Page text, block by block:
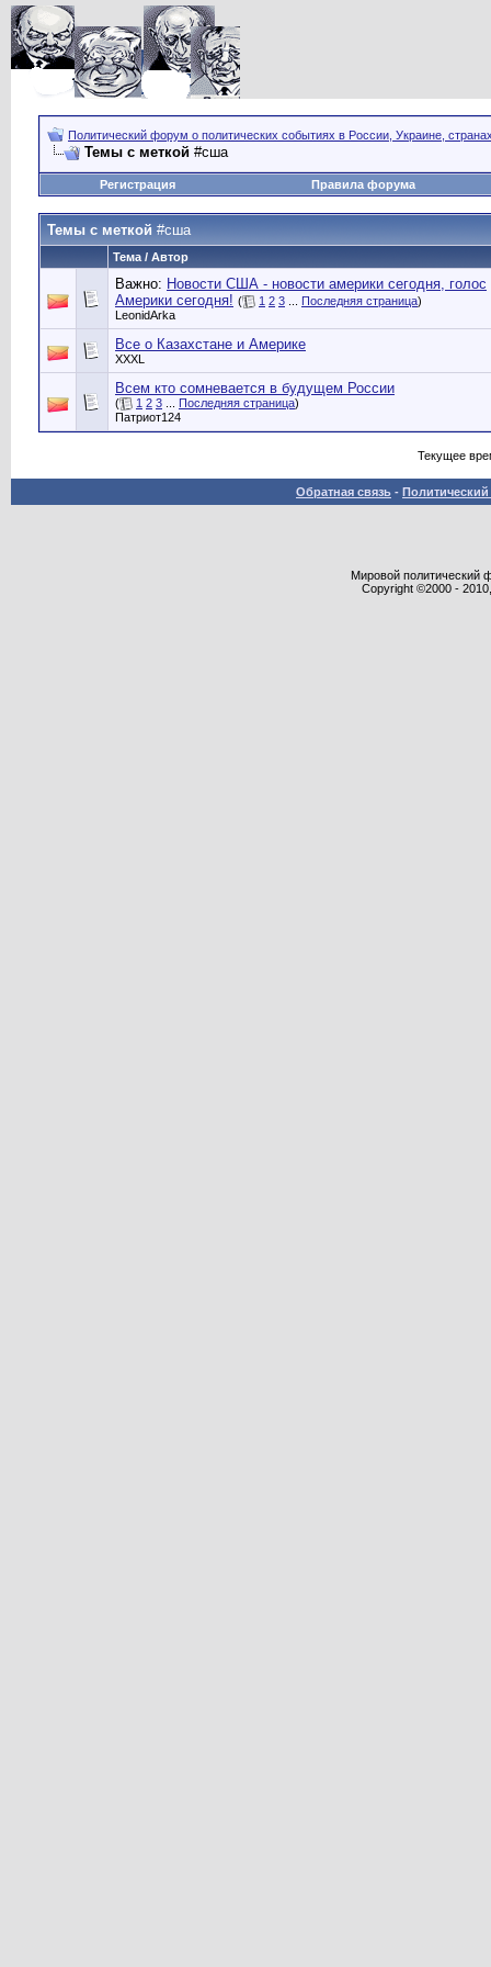
Политический форум о политических событиях в России, Украине,
Темы с меткой #сша
Регистрация Правила форума
Темы с меткой #сша
Тема / Автор
Важно: Новости США - новости америки сегодня, голос
Америки сегодня! ( 1 2 3 Последняя страница)
LeonidArka
Все о Казахстане и Америке
XXXL
Всем кто сомневается в будущем России
( 1 2 3 Последняя страница)
Патриот124
Текущее
Обратная связь -
Мировой политический
Copyright ©2000 -